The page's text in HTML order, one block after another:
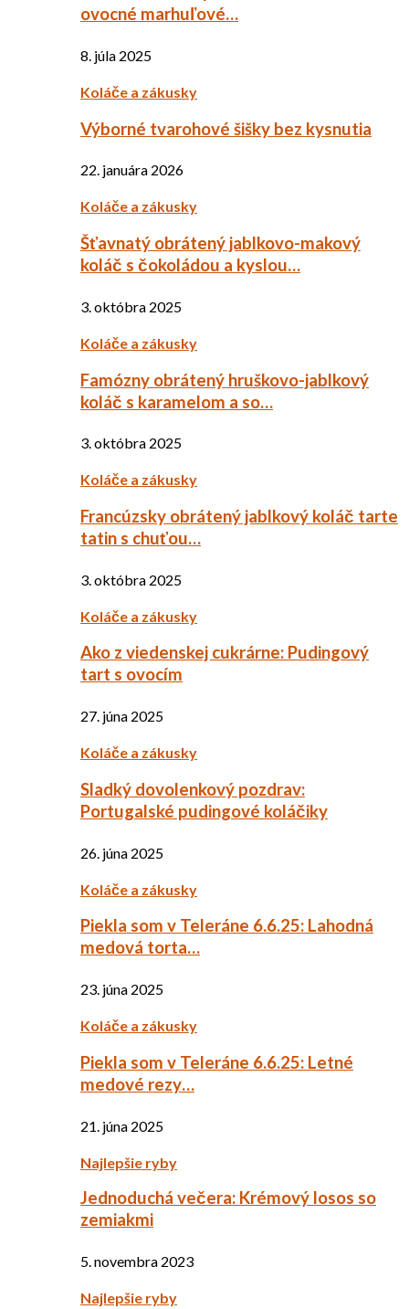
ovocné marhuľové…
8. júla 2025
Koláče a zákusky
Výborné tvarohové šišky bez kysnutia
22. januára 2026
Koláče a zákusky
Šťavnatý obrátený jablkovo-makový
koláč s čokoládou a kyslou…
3. októbra 2025
Koláče a zákusky
Famózny obrátený hruškovo-jablkový
koláč s karamelom a so…
3. októbra 2025
Koláče a zákusky
Francúzsky obrátený jablkový koláč tarte
tatin s chuťou…
3. októbra 2025
Koláče a zákusky
Ako z viedenskej cukrárne: Pudingový
tart s ovocím
27. júna 2025
Koláče a zákusky
Sladký dovolenkový pozdrav:
Portugalské pudingové koláčiky
26. júna 2025
Koláče a zákusky
Piekla som v Teleráne 6.6.25: Lahodná
medová torta…
23. júna 2025
Koláče a zákusky
Piekla som v Teleráne 6.6.25: Letné
medové rezy…
21. júna 2025
Najlepšie ryby
Jednoduchá večera: Krémový losos so
zemiakmi
5. novembra 2023
Najlepšie ryby